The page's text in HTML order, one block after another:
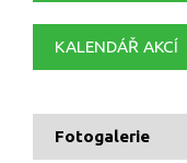
KALENDÁŘ AKCÍ
Fotogalerie